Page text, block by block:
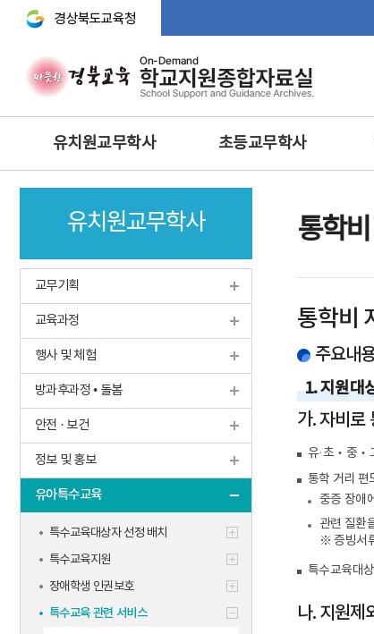
경상북도교육청 바로가기
뉴
유치원교무학사
교무기획
교육과정
방과후과정 • 돌봄
정보 및 홍보
유아특수교육
초등교무학사
교무학적
교육과정
생활‧안전‧체험활동‧방
과후‧초등돌봄‧교육
과학 · 정보 · 환경 · 예체능
보건교육
특수교육
학생맞춤통합지원체계 구축
신규교사
교수
교육
과학
체육
특수
학생
유치원교무학사
교무기획
교육과정
행사 및 체험
방과후과정 • 돌봄
안전 · 보건
정보 및 홍보
유아특수교육
특수교육대상자 선정 배치
특수교육지원
장애학생 인권보호
특수교육 관련 서비스
통학
통학비
주요내
1. 지원대
가. 자비로
유·초‧중‧
통학 거리 편
중증 장애
관련 질환
※ 증빙서
특수교육대
나. 지원제